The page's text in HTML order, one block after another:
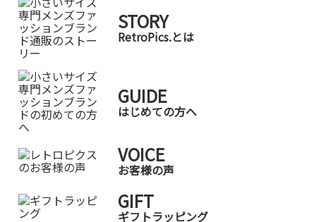
STORY
RetroPics.とは
GUIDE
はじめての方へ
VOICE
お客様の声
GIFT
ギフトラッピング